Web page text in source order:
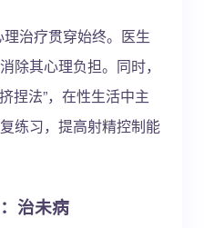
理治疗贯穿始终。医生
除其心理负担。同时，
捏法”，在性生活中主
练习，提高射精控制能
治未病